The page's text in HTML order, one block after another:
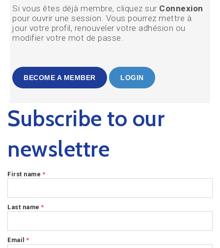
Si vous êtes déjà membre, cliquez sur Connexion
pour ouvrir une session. Vous pourrez mettre à
jour votre profil, renouveler votre adhésion ou
modifier votre mot de passe.
BECOME A MEMBER LOGIN
Subscribe to our
newslettre
First name *
Last name *
Email *